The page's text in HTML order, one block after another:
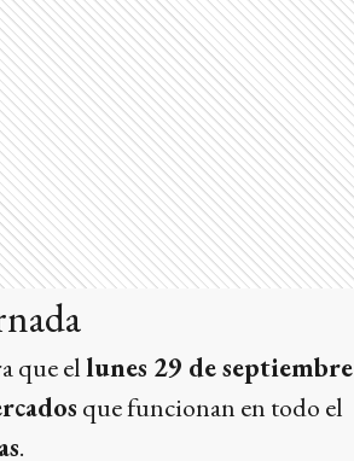
que ellunes 29 de septiembre
que funcionan en todo el
.